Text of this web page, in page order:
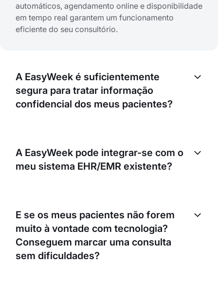
automáticos, agendamento online e disponibilidade
em tempo real garantem um funcionamento
eficiente do seu consultório.
A EasyWeek é suficientemente
segura para tratar informação
confidencial dos meus pacientes?
proteção dos dados dos seus pacientes.
Cumprimos regras rigorosas de proteção de dados
A EasyWeek pode integrar-se com o
meu sistema EHR/EMR existente?
EHR/EMR mais populares. Contacte-nos para obter
informações específicas sobre o seu software
atual.
E se os meus pacientes não forem
muito à vontade com tecnologia?
Conseguem marcar uma consulta
sem dificuldades?